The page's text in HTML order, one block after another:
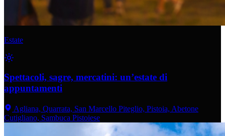
Estate
Spettacoli, sagre, mercatini: un’estate di
appuntamenti
Agliana, Quarrata, San Marcello Piteglio, Pistoia, Abetone
Cutigliano, Sambuca Pistoiese